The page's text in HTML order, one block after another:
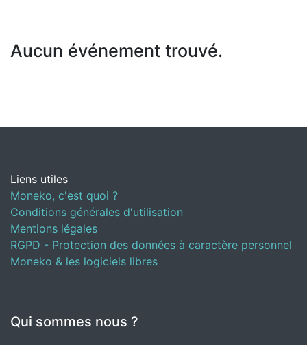
Aucun événement trouvé.
Liens utiles
Moneko, c'est quoi ?
Conditions générales d'utilisation
Mentions légales
RGPD - Protection des données à caractère personnel
Moneko & les logiciels libres
Qui sommes nous ?